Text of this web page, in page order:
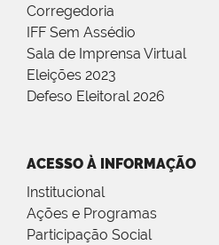
Corregedoria
IFF Sem Assédio
Sala de Imprensa Virtual
Eleições 2023
Defeso Eleitoral 2026
ACESSO À INFORMAÇÃO
Institucional
Ações e Programas
Participação Social